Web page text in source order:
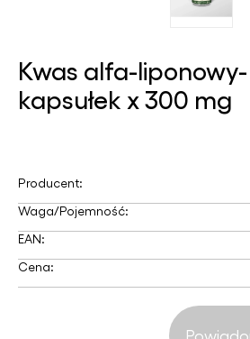
Kwas alfa-liponowy-
kapsułek x 300 mg
Producent:
Waga/Pojemność:
EAN:
Cena: